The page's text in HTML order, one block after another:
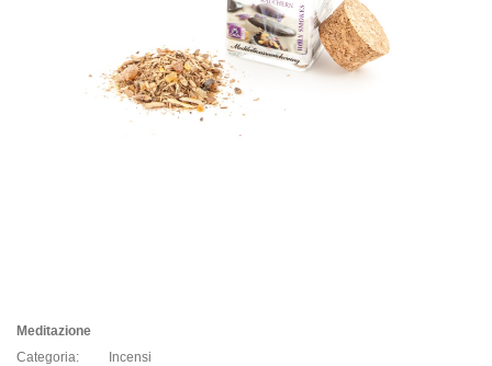
Meditazione
Categoria:
Incensi